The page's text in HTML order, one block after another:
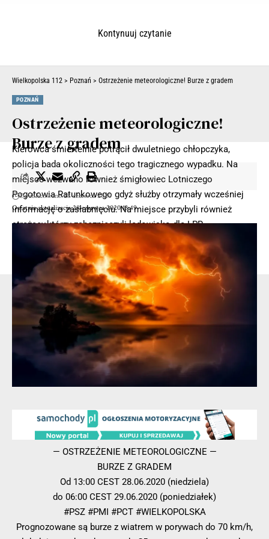
Kierowca śmiertelnie potrącił dwuletniego chłopczyka,
policja bada okoliczności tego tragicznego wypadku. Na
miejsce wezwano również śmigłowiec Lotniczego
Pogotowia Ratunkowego gdyż służby otrzymały wcześniej
informację o zasłabnięciu. Na miejsce przybyli również
strażacy,którzy zabezpieczyli lądowisko dla LPR.
POLECAMY –
https://wlkp112.pl/wojskowi-wyludzili-setki-
tysiecy-zlotych-oszukujac-na-miale-weglowym/
- Reklama -
Kontynuuj czytanie
Wielkopolska 112 > Poznań > Ostrzeżenie meteorologiczne! Burze z gradem
POZNAŃ
Ostrzeżenie meteorologiczne!
Burze z gradem
Ostatnia aktualizacja 28 czerwca 2020 13:49
Opublikowano 28 czerwca 2020
— OSTRZEŻENIE METEOROLOGICZNE —
BURZE Z GRADEM
Od 13:00 CEST 28.06.2020 (niedziela)
do 06:00 CEST 29.06.2020 (poniedziałek)
#PSZ #PMI #PCT #WIELKOPOLSKA
Prognozowane są burze z wiatrem w porywach do 70 km/h,